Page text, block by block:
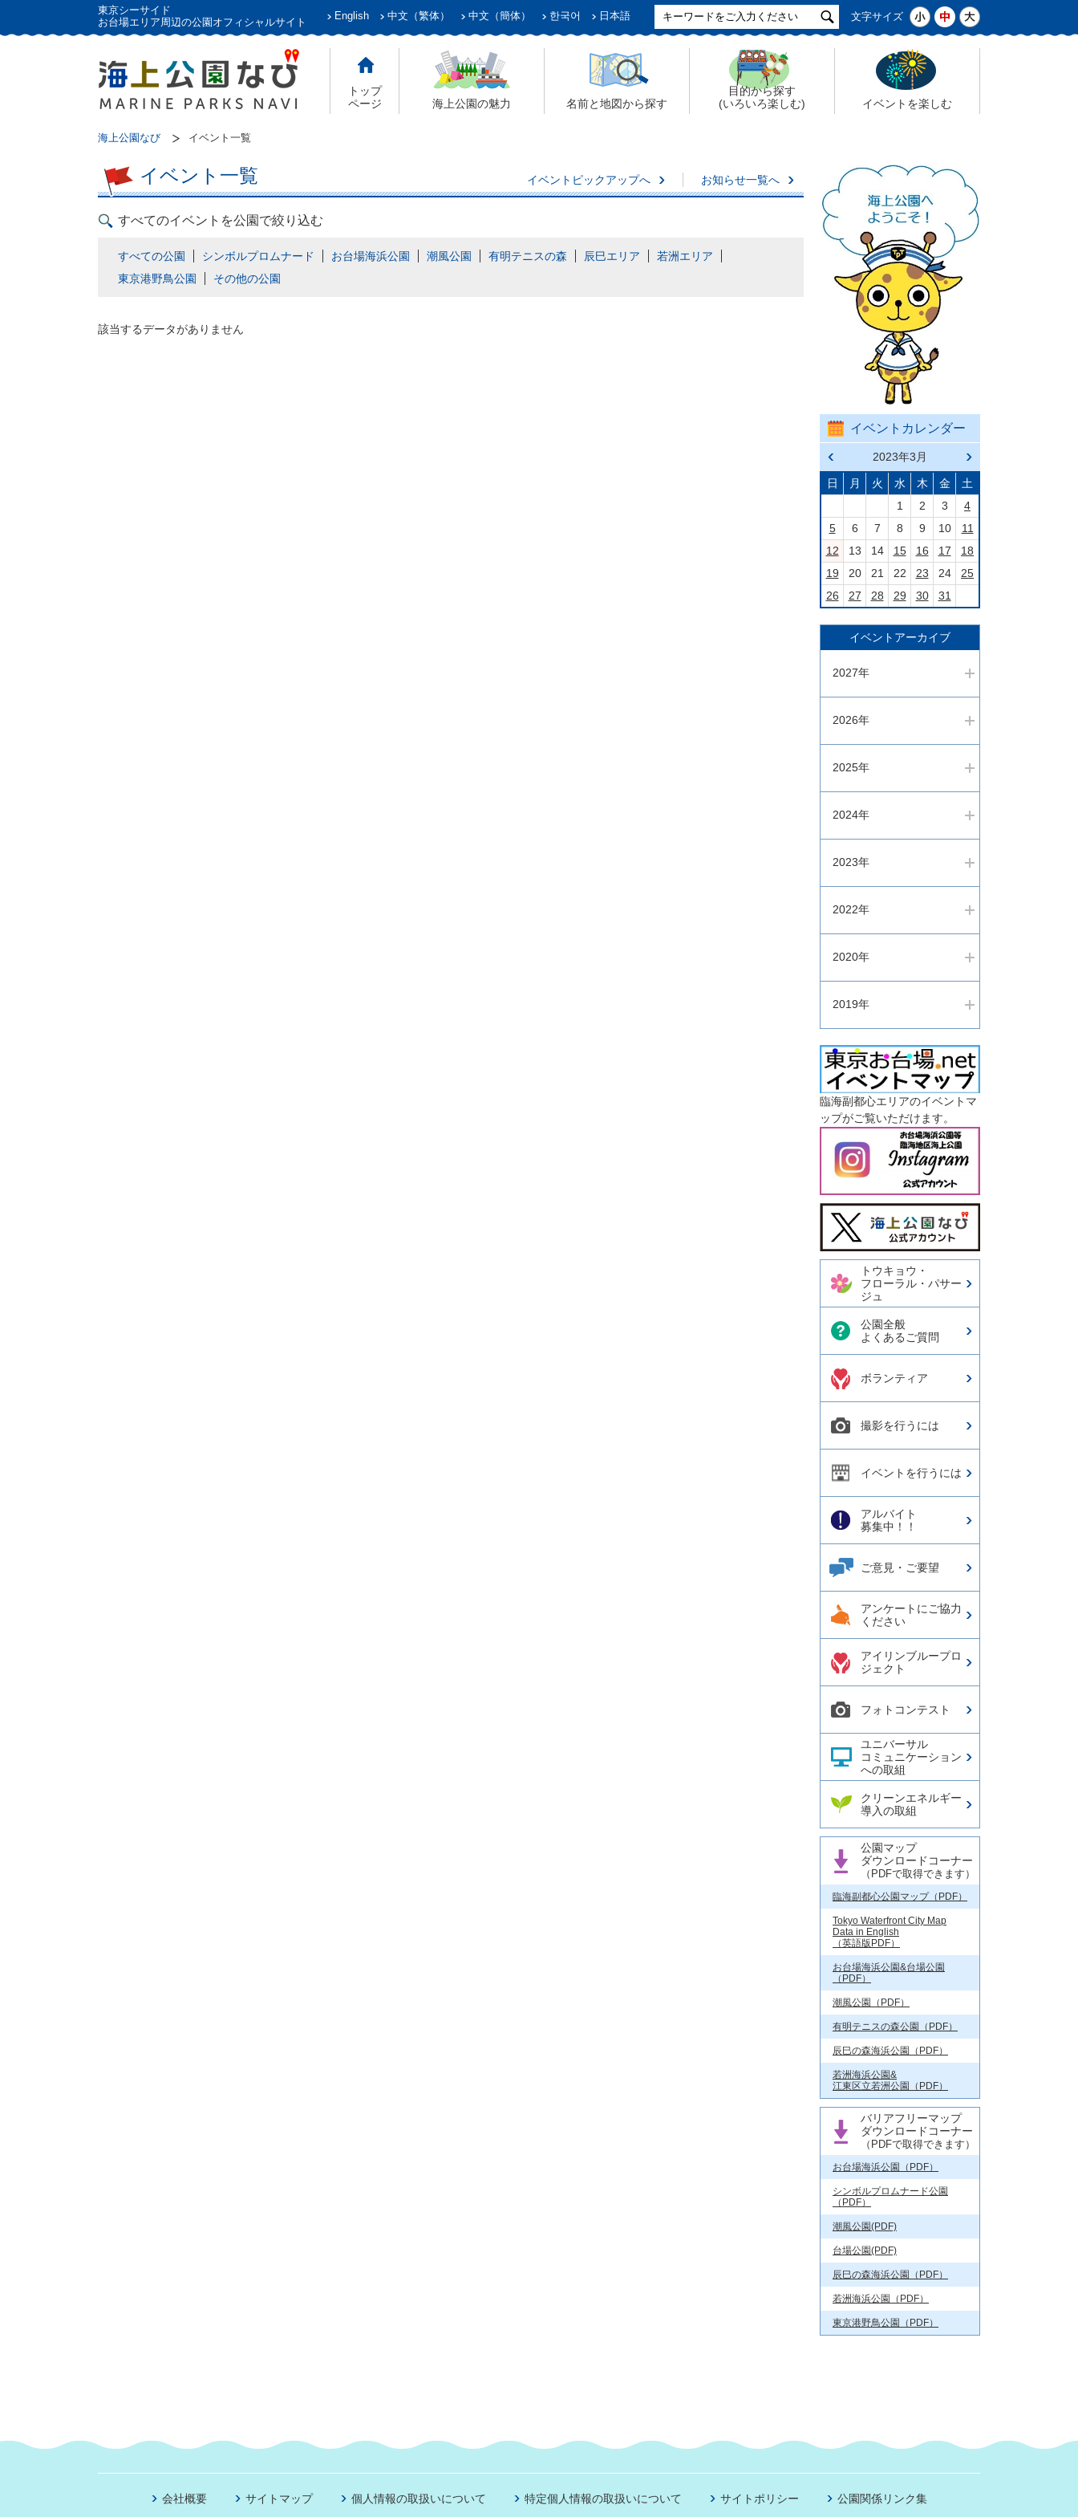
東京シーサイド
お台場エリア周辺の公園オフィシャルサイト
English 中文（繁体） 中文（簡体） 한국어 日本語 文字サイズ
トップ
ページ
海上公園の魅力 名前と地図から探す
目的から探す
(いろいろ楽しむ)
イベントを楽しむ
海上公園なび イベント一覧
イベント一覧 イベントピックアップへ お知らせ一覧へ
すべてのイベントを公園で絞り込む
すべての公園 シンボルプロムナード お台場海浜公園 潮風公園 有明テニスの森 辰巳エリア
若洲エリア
東京港野鳥公園
その他の公園
該当するデータがありません
イベントカレンダー
前の
月へ
戻る
2023年3月
次の
月へ
進む
日 月 火 水 木 金
土
1
2 3
4
5
6 7 8 9 10
11
12
13 14 15 16 17
18
19
20 21 22 23 24
25
26
27 28 29 30 31
イベントアーカイブ
2027年
2026年
2025年
2024年
2023年
2022年
2020年
2019年
臨海副都心エリアのイベントマ
ップがご覧いただけます。
今日の東京港埠頭㈱【公式
X】
トウキョウ・
フローラル・パサー
ジュ
公園全般
よくあるご質問
ボランティア
撮影を行うには
イベントを行うには
アルバイト
募集中！！
ご意見・ご要望
アンケートにご協力
ください
アイリンブループロ
ジェクト
フォトコンテスト
ユニバーサル
コミュニケーション
への取組
クリーンエネルギー
導入の取組
公園マップ
ダウンロードコーナー
（PDFで取得できます）
臨海副都心公園マップ（PDF）
Tokyo Waterfront City Map
Data in English
（英語版PDF）
お台場海浜公園&台場公園
（PDF）
潮風公園（PDF）
有明テニスの森公園（PDF）
辰巳の森海浜公園（PDF）
若洲海浜公園&
江東区立若洲公園（PDF）
バリアフリーマップ
ダウンロードコーナー
（PDFで取得できます）
お台場海浜公園（PDF）
シンボルプロムナード公園
（PDF）
潮風公園(PDF)
台場公園(PDF)
辰巳の森海浜公園（PDF）
若洲海浜公園（PDF）
東京港野鳥公園（PDF）
会社概要 サイトマップ 個人情報の取扱いについて 特定個人情報の取扱いについて サイトポリシー 公園関係リンク集